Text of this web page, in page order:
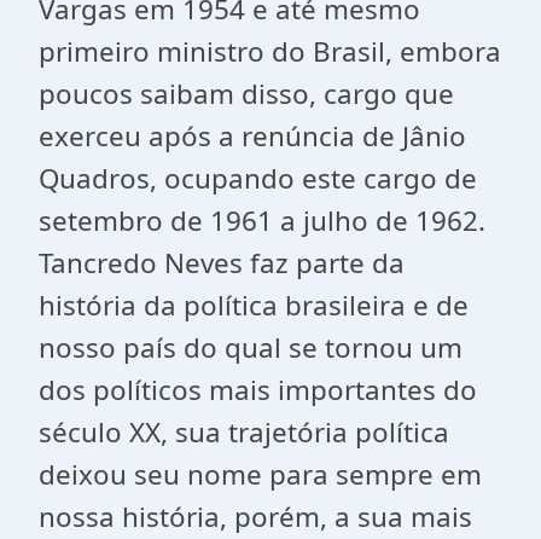
Vargas em 1954 e até mesmo
primeiro ministro do Brasil, embora
poucos saibam disso, cargo que
exerceu após a renúncia de Jânio
Quadros, ocupando este cargo de
setembro de 1961 a julho de 1962.
Tancredo Neves faz parte da
história da política brasileira e de
nosso país do qual se tornou um
dos políticos mais importantes do
século XX, sua trajetória política
deixou seu nome para sempre em
nossa história, porém, a sua mais